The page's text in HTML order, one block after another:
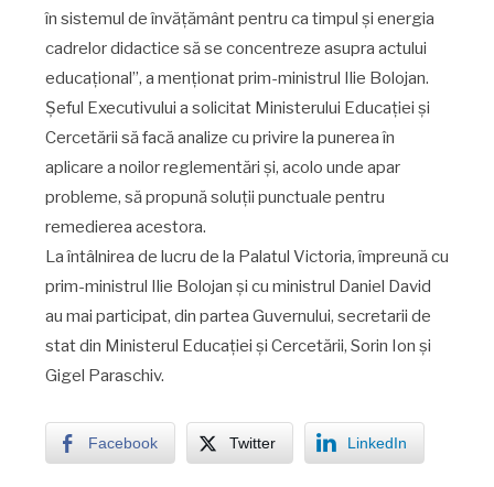
în sistemul de învățământ pentru ca timpul și energia
cadrelor didactice să se concentreze asupra actului
educațional”, a menționat prim-ministrul Ilie Bolojan.
Șeful Executivului a solicitat Ministerului Educației și
Cercetării să facă analize cu privire la punerea în
aplicare a noilor reglementări și, acolo unde apar
probleme, să propună soluții punctuale pentru
remedierea acestora.
La întâlnirea de lucru de la Palatul Victoria, împreună cu
prim-ministrul Ilie Bolojan și cu ministrul Daniel David
au mai participat, din partea Guvernului, secretarii de
stat din Ministerul Educației și Cercetării, Sorin Ion și
Gigel Paraschiv.
Facebook Twitter LinkedIn